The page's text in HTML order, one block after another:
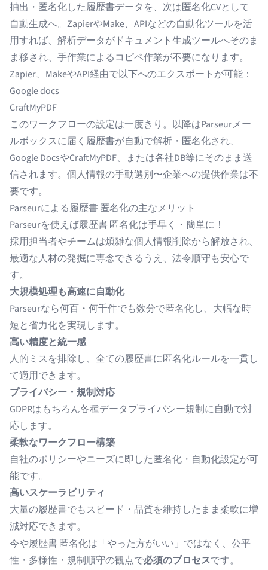
抽出・匿名化した履歴書データを、次は匿名化CVとして
自動生成へ。ZapierやMake、APIなどの自動化ツールを活
用すれば、解析データがドキュメント生成ツールへそのま
ま移され、手作業によるコピペ作業が不要になります。
Zapier、MakeやAPI経由で以下へのエクスポートが可能：
Google docs
CraftMyPDF
このワークフローの設定は一度きり。以降はParseurメー
ルボックスに届く履歴書が自動で解析・匿名化され、
Google DocsやCraftMyPDF、または各社DB等にそのまま送
信されます。個人情報の手動選別〜企業への提供作業は不
要です。
Parseurによる履歴書 匿名化の主なメリット
Parseurを使えば履歴書 匿名化は手早く・簡単に！
採用担当者やチームは煩雑な個人情報削除から解放され、
最適な人材の発掘に専念できるうえ、法令順守も安心で
す。
大規模処理も高速に自動化
Parseurなら何百・何千件でも数分で匿名化し、大幅な時
短と省力化を実現します。
高い精度と統一感
人的ミスを排除し、全ての履歴書に匿名化ルールを一貫し
て適用できます。
プライバシー・規制対応
GDPRはもちろん各種データプライバシー規制に自動で対
応します。
柔軟なワークフロー構築
自社のポリシーやニーズに即した匿名化・自動化設定が可
能です。
高いスケーラビリティ
大量の履歴書でもスピード・品質を維持したまま柔軟に増
減対応できます。
今や履歴書 匿名化は「やった方がいい」ではなく、公平
性・多様性・規制順守の観点で必須のプロセスです。